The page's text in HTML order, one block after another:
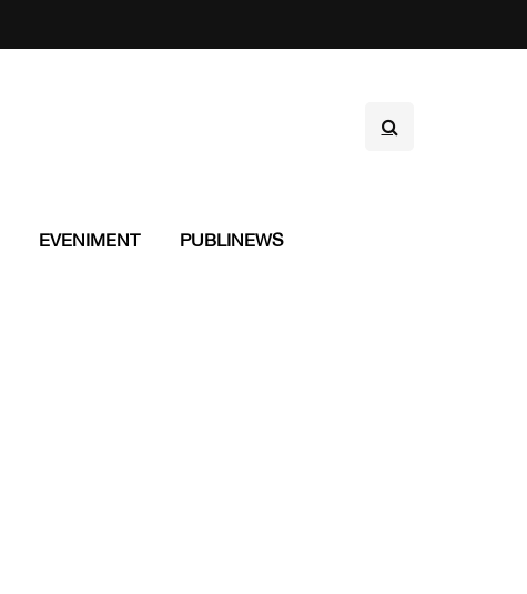
EVENIMENT PUBLINEWS